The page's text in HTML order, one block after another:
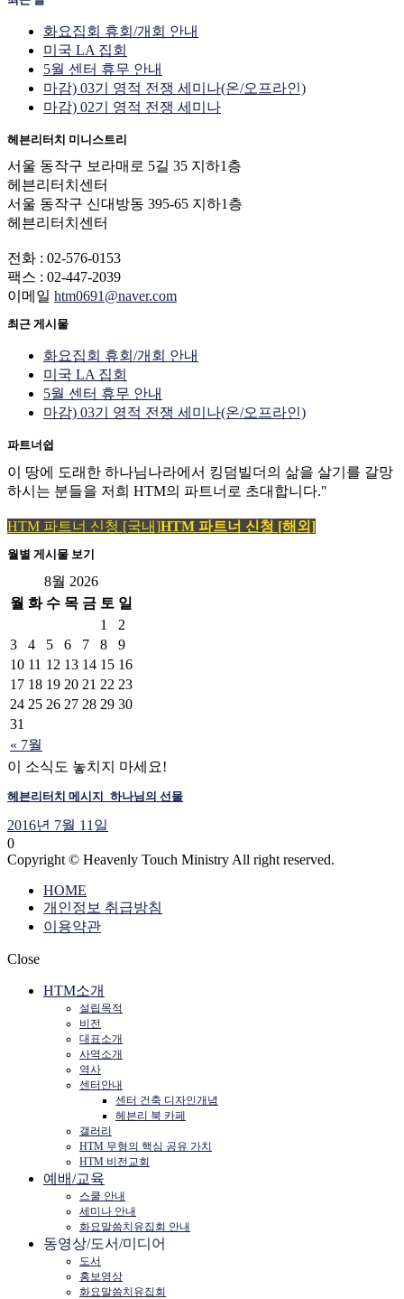
화요집회 휴회/개회 안내
미국 LA 집회
5월 센터 휴무 안내
마감) 03기 영적 전쟁 세미나(온/오프라인)
마감) 02기 영적 전쟁 세미나
헤븐리터치 미니스트리
서울 동작구 보라매로 5길 35 지하1층
헤븐리터치센터
서울 동작구 신대방동 395-65 지하1층
헤븐리터치센터
전화 : 02-576-0153
팩스 : 02-447-2039
이메일 htm0691@naver.com
최근 게시물
화요집회 휴회/개회 안내
미국 LA 집회
5월 센터 휴무 안내
마감) 03기 영적 전쟁 세미나(온/오프라인)
파트너쉽
이 땅에 도래한 하나님나라에서 킹덤빌더의 삶을 살기를 갈망
하시는 분들을 저희 HTM의 파트너로 초대합니다."
HTM 파트너 신청 [국내]HTM 파트너 신청 [해외]
월별 게시물 보기
8월 2026
월 화 수 목 금 토 일
« 7월
1
2
3
4 5 6 7 8
9
10 11 12 13 14 15 16
17 18 19 20 21 22 23
24 25 26 27 28 29 30
31
이 소식도 놓치지 마세요!
헤븐리터치 메시지_하나님의 선물
2016년 7월 11일
0
Copyright © Heavenly Touch Ministry All right reserved.
HOME
개인정보 취급방침
이용약관
Close
HTM소개
설립목적
비전
대표소개
사역소개
역사
센터안내
센터 건축 디자인개념
헤븐리 북 카페
갤러리
HTM 무형의 핵심 공유 가치
HTM 비전교회
예배/교육
스쿨 안내
세미나 안내
화요말씀치유집회 안내
동영상/도서/미디어
도서
홍보영상
화요말씀치유집회